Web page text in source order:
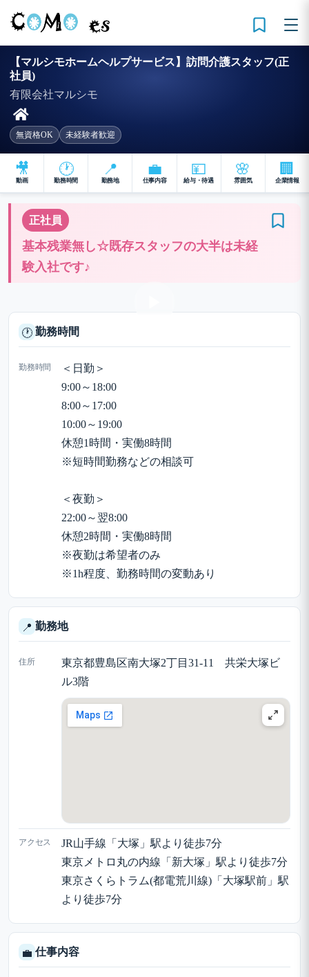
【マルシモホームヘルプサービス】訪問介護スタッフ(正
社員)
有限会社マルシモ
無資格OK 未経験者歓迎
🎥
動画
🕐
勤務時間
📍
勤務地
💼
仕事内容
💴
給与・待遇
🌸
雰囲気
🏢
企業情報
正社員
基本残業無し☆既存スタッフの大半は未経
験入社です♪
🕐 勤務時間
勤務時間
＜日勤＞
9:00～18:00
8:00～17:00
10:00～19:00
休憩1時間・実働8時間
※短時間勤務などの相談可
＜夜勤＞
22:00～翌8:00
休憩2時間・実働8時間
※夜勤は希望者のみ
※1h程度、勤務時間の変動あり
📍 勤務地
住所
東京都豊島区南大塚2丁目31-11 共栄大塚ビ
ル3階
アクセス
JR山手線「大塚」駅より徒歩7分
東京メトロ丸の内線「新大塚」駅より徒歩7分
東京さくらトラム(都電荒川線)「大塚駅前」駅
より徒歩7分
💼 仕事内容